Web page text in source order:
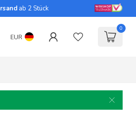
ab 2 Stück
EUR
0